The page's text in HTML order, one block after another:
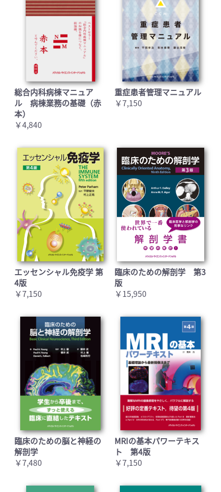
総合内科病棟マニュア
ル 病棟業務の基礎（赤
本）
￥4,840
重症患者管理マニュアル
￥7,150
エッセンシャル免疫学 第
4版
￥7,150
臨床のための解剖学 第3
版
￥15,950
臨床のための脳と神経の
解剖学
￥7,480
MRIの基本パワーテキス
ト 第4版
￥7,150